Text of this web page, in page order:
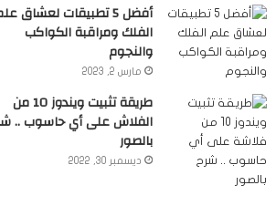
أفضل 5 تطبيقات لعشاق
الفلك ومراقبة الكواكب
والنجوم
مارس 2, 2023
طريقة تثبيت ويندوز 10 من
الفلاش على أي حاسوب ..
بالصور
ديسمبر 30, 2022